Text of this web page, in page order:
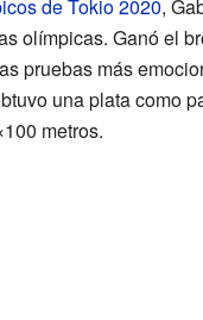
de Tokio 2020,
olímpicas. Ganó el
pruebas más
una plata como
metros.